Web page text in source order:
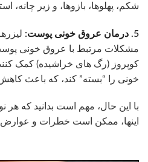
شکم، پهلوها، بازوها، و زیر چانه،
5. درمان عروق خونی پوست:
مشکلات مرتبط با عروق خونی
کوپروز (رگ های خراشیده) کمک
خونی را “بسته” کند، که باعث
با این حال، مهم است بدانید که هر
اینها، ممکن است خطرات و عوارض